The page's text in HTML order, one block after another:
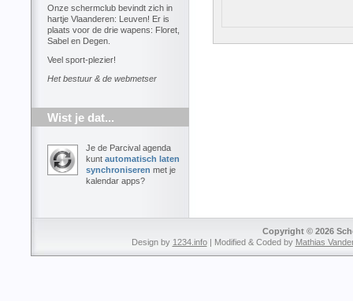
Onze schermclub bevindt zich in
hartje Vlaanderen: Leuven! Er is
plaats voor de drie wapens: Floret,
Sabel en Degen.
Veel sport-plezier!
Het bestuur & de webmetser
Wist je dat...
Je de Parcival agenda
kunt automatisch laten
synchroniseren met je
kalendar apps?
Copyright © 2026
Design by 1234.info| Modified & Coded by Mathias